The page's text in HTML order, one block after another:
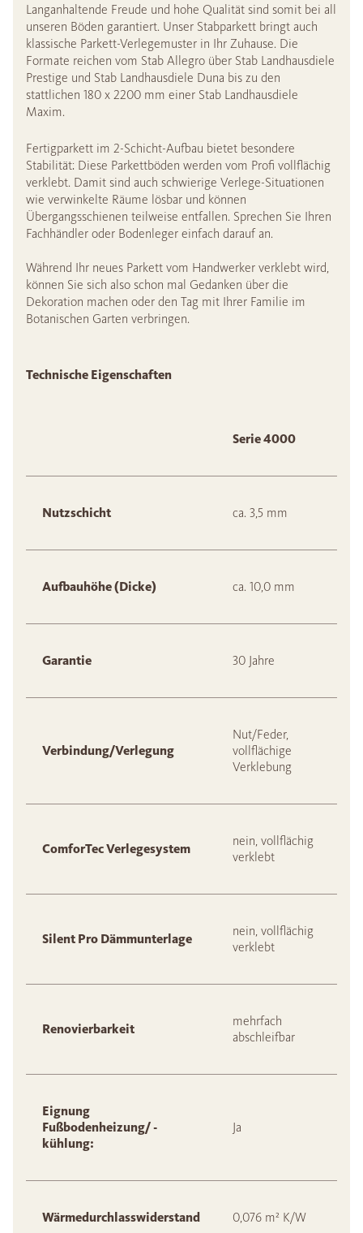
Langanhaltende Freude und hohe Qualität sind somit bei all
unseren Böden garantiert. Unser Stabparkett bringt auch
klassische Parkett-Verlegemuster in Ihr Zuhause. Die
Formate reichen vom Stab Allegro über Stab Landhausdiele
Prestige und Stab Landhausdiele Duna bis zu den
stattlichen 180 x 2200 mm einer Stab Landhausdiele
Maxim.
Fertigparkett im 2-Schicht-Aufbau bietet besondere
Stabilität: Diese Parkettböden werden vom Profi vollflächig
verklebt. Damit sind auch schwierige Verlege-Situationen
wie verwinkelte Räume lösbar und können
Übergangsschienen teilweise entfallen. Sprechen Sie Ihren
Fachhändler oder Bodenleger einfach darauf an.
Während Ihr neues Parkett vom Handwerker verklebt wird,
können Sie sich also schon mal Gedanken über die
Dekoration machen oder den Tag mit Ihrer Familie im
Botanischen Garten verbringen.
Technische Eigenschaften
Serie 4000
Nutzschicht ca. 3,5 mm
Aufbauhöhe (Dicke) ca. 10,0 mm
Garantie 30 Jahre
Verbindung/Verlegung
Nut/Feder,
vollflächige
Verklebung
ComforTec Verlegesystem
nein, vollflächig
verklebt
Silent Pro Dämmunterlage
nein, vollflächig
verklebt
Renovierbarkeit
mehrfach
abschleifbar
Eignung
Fußbodenheizung/ -
kühlung:
Ja
Wärmedurchlasswiderstand 0,076 m² K/W